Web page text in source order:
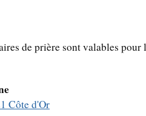
de prière sont valables
Côte d'Or